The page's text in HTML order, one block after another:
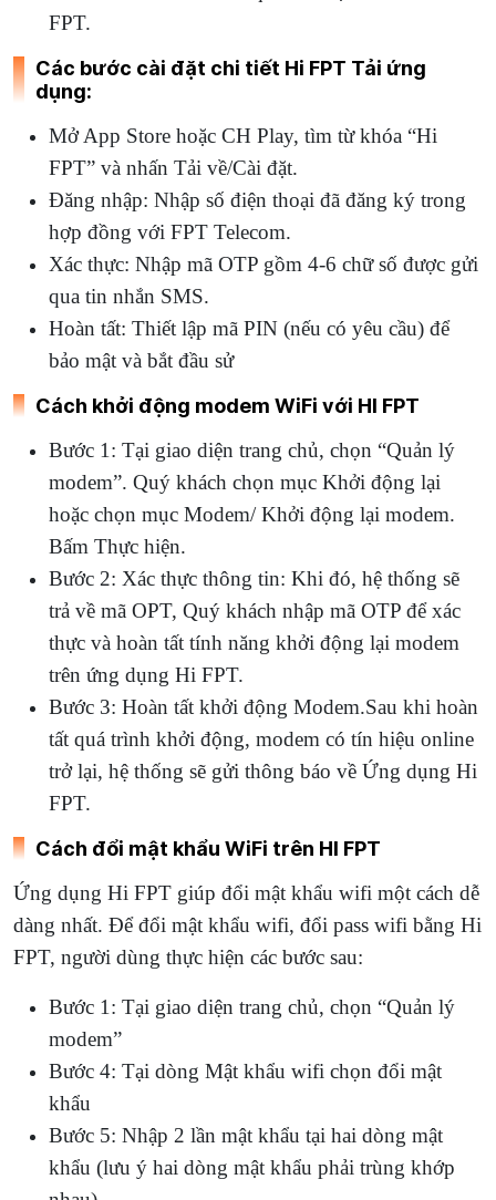
FPT.
Các bước cài đặt chi tiết Hi FPT Tải ứng
dụng:
Mở App Store hoặc CH Play, tìm từ khóa “Hi
FPT” và nhấn Tải về/Cài đặt.
Đăng nhập: Nhập số điện thoại đã đăng ký trong
hợp đồng với FPT Telecom.
Xác thực: Nhập mã OTP gồm 4-6 chữ số được gửi
qua tin nhắn SMS.
Hoàn tất: Thiết lập mã PIN (nếu có yêu cầu) để
bảo mật và bắt đầu sử
Cách khởi động modem WiFi với HI FPT
Bước 1: Tại giao diện trang chủ, chọn “Quản lý
modem”. Quý khách chọn mục Khởi động lại
hoặc chọn mục Modem/ Khởi động lại modem.
Bấm Thực hiện.
Bước 2: Xác thực thông tin: Khi đó, hệ thống sẽ
trả về mã OPT, Quý khách nhập mã OTP để xác
thực và hoàn tất tính năng khởi động lại modem
trên ứng dụng Hi FPT.
Bước 3: Hoàn tất khởi động Modem.Sau khi hoàn
tất quá trình khởi động, modem có tín hiệu online
trở lại, hệ thống sẽ gửi thông báo về Ứng dụng Hi
FPT.
Cách đổi mật khẩu WiFi trên HI FPT
Ứng dụng Hi FPT giúp đổi mật khẩu wifi một cách dễ
dàng nhất. Để đổi mật khẩu wifi, đổi pass wifi bằng Hi
FPT, người dùng thực hiện các bước sau:
Bước 1: Tại giao diện trang chủ, chọn “Quản lý
modem”
Bước 4: Tại dòng Mật khẩu wifi chọn đổi mật
khẩu
Bước 5: Nhập 2 lần mật khẩu tại hai dòng mật
khẩu (lưu ý hai dòng mật khẩu phải trùng khớp